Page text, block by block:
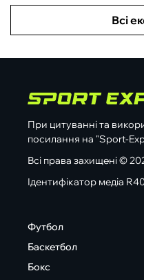
Всі
При цитуванні та
посилання на "Sport-
Всі права захищені ©
Ідентифікатор медіа
Футбол
Баскетбол
Бокс